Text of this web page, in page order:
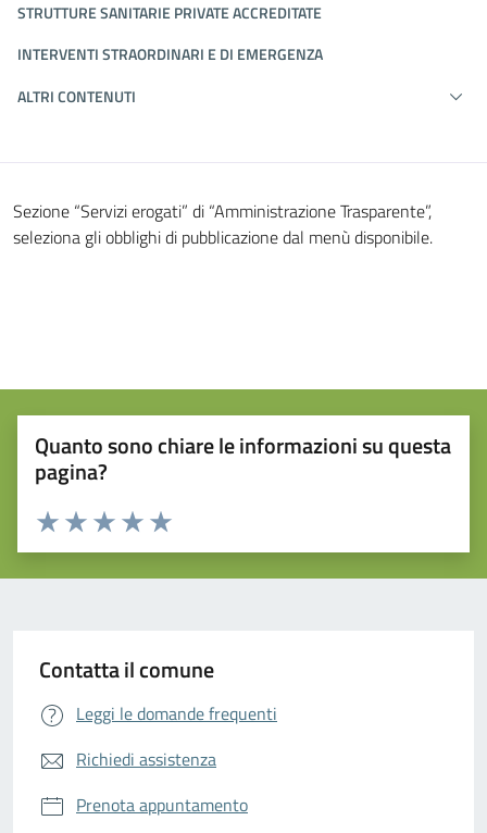
STRUTTURE SANITARIE PRIVATE ACCREDITATE
INTERVENTI STRAORDINARI E DI EMERGENZA
ALTRI CONTENUTI
Sezione “Servizi erogati” di “Amministrazione Trasparente”,
seleziona gli obblighi di pubblicazione dal menù disponibile.
Quanto sono chiare le informazioni su questa
pagina?
Valuta da 1 a 5 stelle la pagina
Valuta 5 stelle su 5
Valuta 4 stelle su 5
Valuta 3 stelle su 5
Valuta 2 stelle su 5
Valuta 1 stelle su 5
Contatta il comune
Leggi le domande frequenti
Richiedi assistenza
Prenota appuntamento